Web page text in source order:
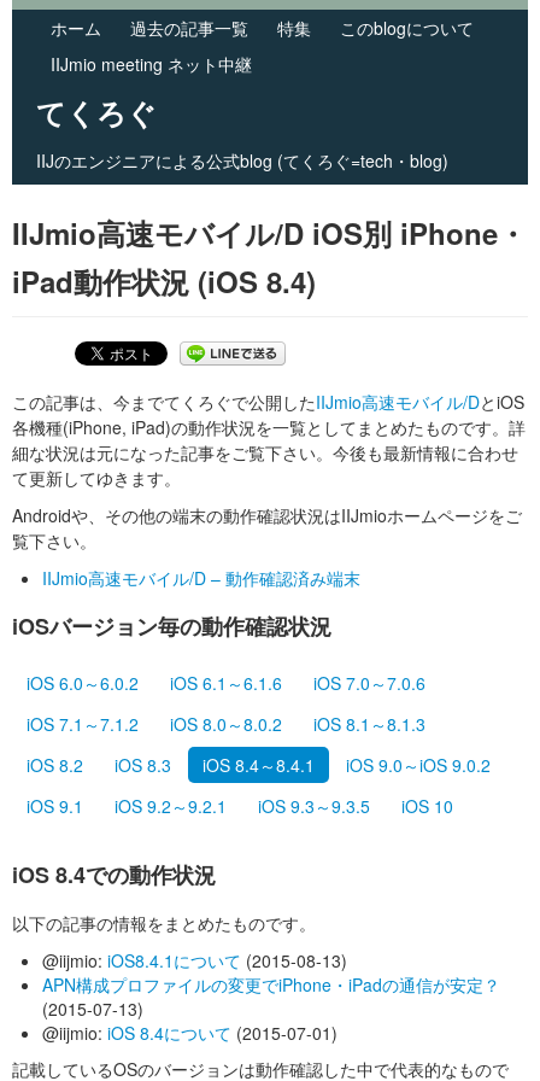
ホーム 過去の記事一覧 特集
このblogについて
IIJmio meeting ネット中継
てくろぐ
IIJのエンジニアによる公式blog (てくろぐ=tech・blog)
Main menu
IIJmio高速モバイル/D iOS別 iPhone・
iPad動作状況 (iOS 8.4)
この記事は、今までてくろぐで公開したIIJmio高速モバイル/DとiOS
各機種(iPhone, iPad)の動作状況を一覧としてまとめたものです。詳
細な状況は元になった記事をご覧下さい。今後も最新情報に合わせ
て更新してゆきます。
Androidや、その他の端末の動作確認状況はIIJmioホームページをご
覧下さい。
IIJmio高速モバイル/D – 動作確認済み端末
iOSバージョン毎の動作確認状況
iOS 6.0～6.0.2 iOS 6.1～6.1.6
iOS 7.0～7.0.6
iOS 7.1～7.1.2
iOS 8.0～8.0.2
iOS 8.1～8.1.3
iOS 8.2
iOS 8.3 iOS 8.4～8.4.1
iOS 9.0～iOS 9.0.2
iOS 9.1
iOS 9.2～9.2.1 iOS 9.3～9.3.5 iOS 10
iOS 8.4での動作状況
以下の記事の情報をまとめたものです。
@iijmio: iOS8.4.1について (2015-08-13)
APN構成プロファイルの変更でiPhone・iPadの通信が安定？
(2015-07-13)
@iijmio: iOS 8.4について (2015-07-01)
記載しているOSのバージョンは動作確認した中で代表的なもので